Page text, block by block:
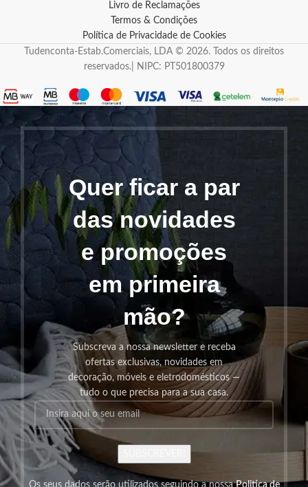
Livro de Reclamações
Termos & Condições
Política de Privacidade de Cookies
Tudenconta-Estab.Comerciais, LDA © 2026. Todos os direitos
reservados.| NIPC: PT501800379
Quer ficar a par
das novidades
e promoções
em primeira
mão?
Subscreva a nossa newsletter e receba
ofertas exclusivas, novidades em
decoração, móveis e eletrodomésticos —
tudo o que precisa para a sua casa.
Os seus dados serão utilizados seguindo a nossaPolitica de